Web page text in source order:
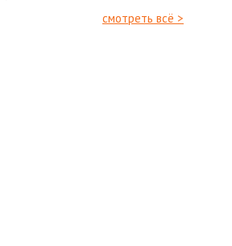
смотреть всё >